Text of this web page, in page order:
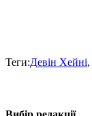
Теги:Девін Хейні,